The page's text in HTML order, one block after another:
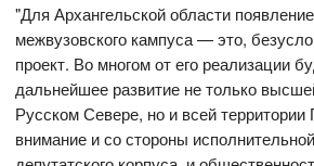
"Для Архангельской области
межвузовского кампуса — это,
проект. Во многом от его реализации
дальнейшее развитие не только
Русском Севере, но и всей
внимание и со стороны